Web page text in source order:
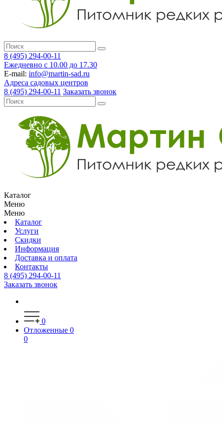
8 (495) 294-00-11
Ежедневно с 10.00 до 17.30
E-mail: info@martin-sad.ru
Адреса садовых центров
8 (495) 294-00-11 Заказать звонок
Каталог
Меню
Меню
Каталог
Услуги
Скидки
Информация
Доставка и оплата
Контакты
8 (495) 294-00-11
Заказать звонок
0
Отложенные 0
0